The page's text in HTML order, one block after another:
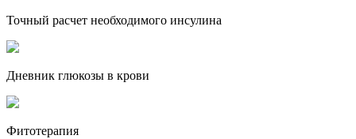
Точный расчет необходимого инсулина
Дневник глюкозы в крови
Фитотерапия